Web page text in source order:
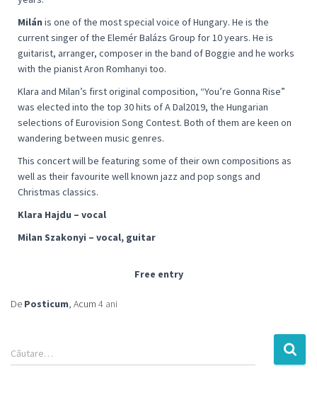
Milán is one of the most special voice of Hungary. He is the
current singer of the Elemér Balázs Group for 10 years. He is
guitarist, arranger, composer in the band of Boggie and he works
with the pianist Aron Romhanyi too.
Klara and Milan’s first original composition, “You’re Gonna Rise”
was elected into the top 30 hits of A Dal2019, the Hungarian
selections of Eurovision Song Contest. Both of them are keen on
wandering between music genres.
This concert will be featuring some of their own compositions as
well as their favourite well known jazz and pop songs and
Christmas classics.
Klara Hajdu – vocal
Milan Szakonyi – vocal, guitar
Free entry
De Posticum, Acum 4 ani
Căutare…